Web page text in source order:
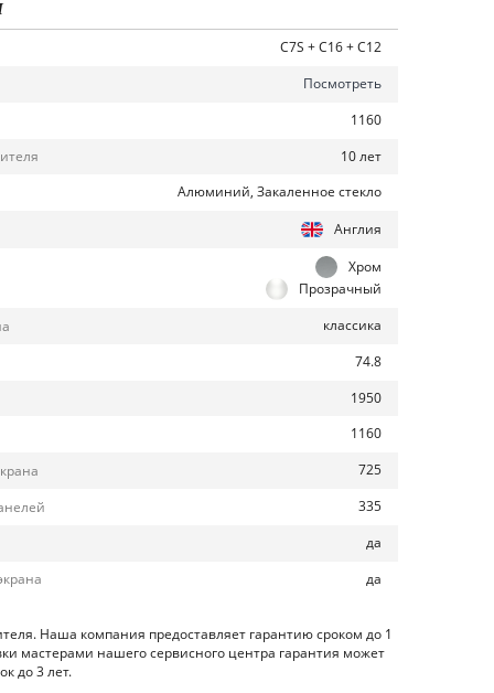
C7S + C16 + C12
Посмотреть
1160
10 лет
Алюминий, Закаленное стекло
Англия
Хром
Прозрачный
классика
74.8
1950
1160
725
335
да
да
Наша компания предоставляет гарантию сроком до 1
мастерами нашего сервисного центра гарантия может
до 3 лет.